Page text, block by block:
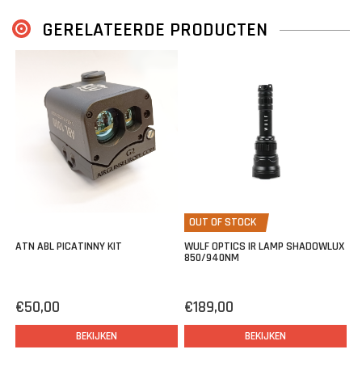
punt, kan de schutter snel via de knoppen op de kijker de afstand
uitmeten naar het doel.
Geschikt voor:
ATN X-Sight II HD
ATN X-Sight 4K Pro
ATN ThOR 4
GERELATEERDE PRODUCTEN
ATN ABL PICATINNY KIT
€50,00
BEKIJKEN
OUT OF STOCK
WULF OPTICS IR LAMP SHADOWLUX
850/940NM
€189,00
BEKIJKEN